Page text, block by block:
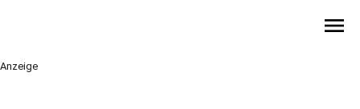
menu
Anzeige